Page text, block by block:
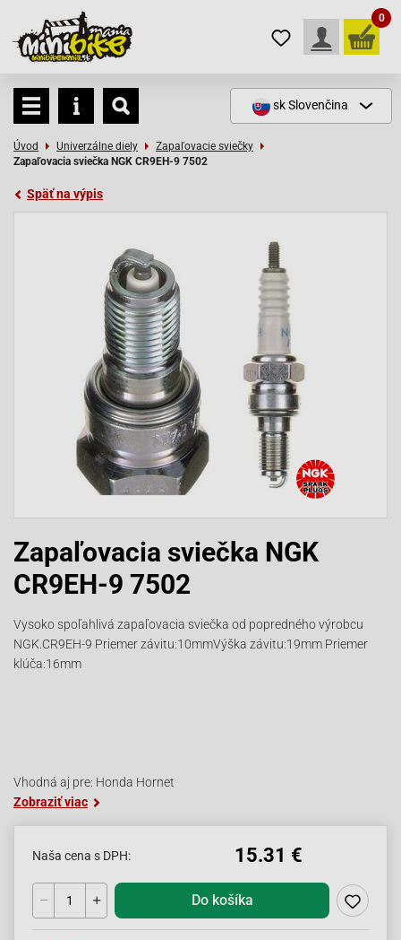
0
skSlovenčina
Úvod Univerzálne diely
Zapaľovacie sviečky
Zapaľovacia sviečka NGK CR9EH-9 7502
Späť na výpis
Zapaľovacia sviečka NGK
CR9EH-9 7502
Vysoko spoľahlivá zapaľovacia sviečka od popredného výrobcu
NGK.CR9EH-9 Priemer závitu:10mmVýška závitu:19mm Priemer
klúča:16mm
Vhodná aj pre: Honda Hornet
Zobraziť viac
Naša cena s DPH: 15.31 €
Do košíka